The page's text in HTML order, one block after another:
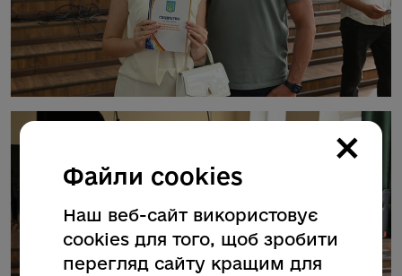
×
Файли cookies
Наш веб-сайт використовує
cookies для того, щоб зробити
перегляд сайту кращим для